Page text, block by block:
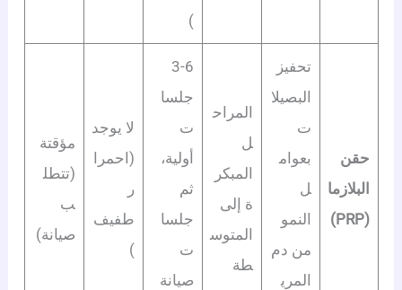
حقن
البلازما
تحفيز
البصيلا
بعوام
النمو
من دم
المري
المراح
المبكر
ة إلى
المتوس
طة
3-6
جلسا
أولية،
جلسا
صيانة
لا يوجد
(احمرا
طفيف
مؤقتة
(تتطل
ب
صيانة)